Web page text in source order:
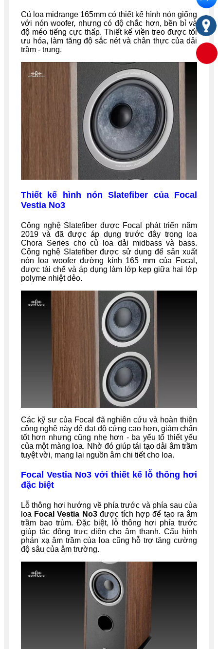
Củ loa midrange 165mm có thiết kế hình nón giống
với nón woofer, nhưng có độ chắc hơn, bền bỉ và
độ méo tiếng cực thấp. Thiết kế viền treo được tối
ưu hóa, làm tăng độ sắc nét và chân thực của dải
trầm - trung.
Thiết kế hình nón Slatefiber của Focal
Vestia No3
Công nghệ Slatefiber được Focal phát triển năm
2019 và đã được áp dụng trước đây trong loa
Chora Series cho củ loa dải midbass và bass.
Công nghệ Slatefiber được sử dụng để sản xuất
nón loa woofer đường kính 165 mm của Focal,
được tái chế và áp dụng làm lớp kẹp giữa hai lớp
polyme nhiệt dẻo.
Các kỹ sư của Focal đã nghiên cứu và hoàn thiện
công nghệ này để đạt độ cứng cao hơn, giảm chấn
tốt hơn nhưng cũng nhẹ hơn - ba yếu tố thiết yếu
của một màng loa. Nhờ đó giúp tái tạo dải âm trầm
tuyệt vời, mang lại nguồn âm chi tiết cho loa.
Focal Vestia No3 với thiết kế lỗ thông hơi
đặc biệt
Lỗ thông hơi hướng về phía trước và phía sau của
loa Focal Vestia No3được tích hợp để tạo ra âm
trầm bao trùm. Đặc biệt, lỗ thông hơi phía trước
giúp tác động trực diện cho âm thanh. Cấu hình
phản xạ âm trầm của loa cũng hỗ trợ tăng cường
độ sâu của âm trường.